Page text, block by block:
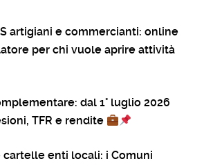
artigiani e commercianti: online
per chi vuole aprire attività
dal 1° luglio 2026
TFR e rendite
cartelle enti locali: i Comuni